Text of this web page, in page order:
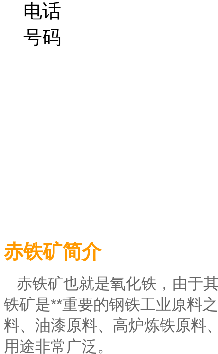
赤铁矿简介
赤铁矿也就是氧化铁，由于
铁矿是**重要的钢铁工业原料之
料、油漆原料、高炉炼铁原料
用途非常广泛。